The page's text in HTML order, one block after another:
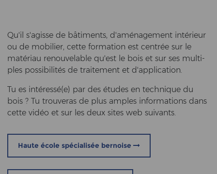
Qu'il s'agis­se de bâtiments, d'aménagement intérieur
ou de mo­bi­lier, cette for­ma­ti­on est centrée sur le
matériau re­nou­vela­ble qu'est le bois et sur ses mul­ti­
ples possibilités de trai­te­ment et d'ap­pli­ca­ti­on.
Tu es intéressé(e) par des études en tech­ni­que du
bois ? Tu trou­ve­ras de plus amp­les in­for­ma­ti­ons dans
cette vidéo et sur les deux sites web sui­vants.
Haute école spécialisée bernoise